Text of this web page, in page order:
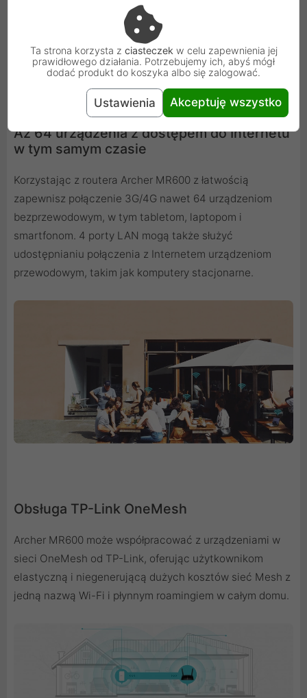
Aż 64 urządzenia z dostępem do Internetu
w tym samym czasie
Korzystając z routera Archer MR600 z łatwością
zapewnisz połączenie 3G/4G nawet 64 urządzeniom
bezprzewodowym, w tym tabletom, laptopom i
smartfonom. 4 porty LAN mogą także służyć
udostępnianiu połączenia z Internetem urządzeniom
przewodowym, takim jak komputery stacjonarne.
Obsługa TP-Link OneMesh
Archer MR600 może współpracować z urządzeniami w
sieci OneMesh od TP-Link, oferując użytkownikom
elastyczną i niegenerującą dużych kosztów sieć Mesh z
jedną nazwą Wi-Fi i płynnym roamingiem w całym domu.
Ta strona korzysta z ciasteczek w celu zapewnienia jej
prawidłowego działania. Potrzebujemy ich, abyś mógł
dodać produkt do koszyka albo się zalogować.
Ustawienia Akceptuję wszystko